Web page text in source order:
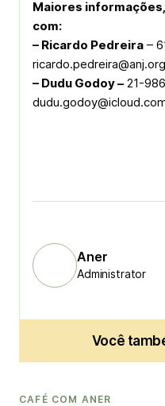
Maiores
com:
– Ricardo Pedreira –
– Dudu Godoy – 21-
Aner
Administrator
Você
CAFÉ COM ANER